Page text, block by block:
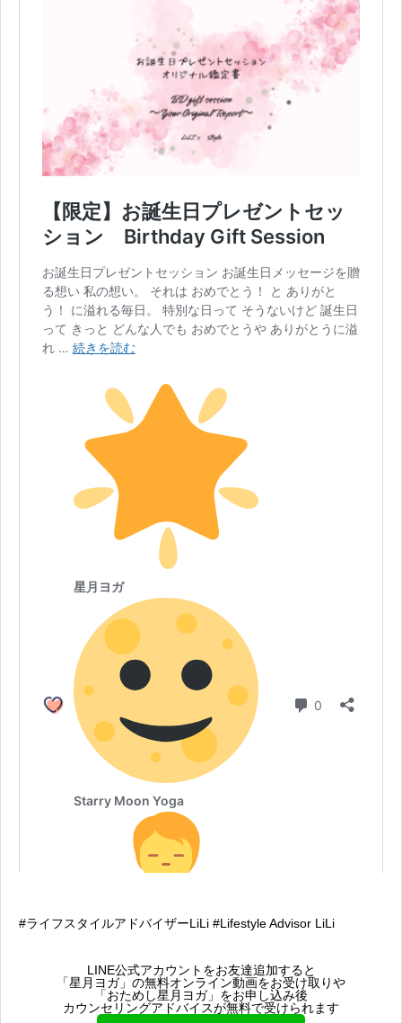
#ライフスタイルアドバイザーLiLi #Lifestyle Advisor LiLi
LINE公式アカウントをお友達追加すると
「星月ヨガ」の無料オンライン動画をお受け取りや
「おためし星月ヨガ」をお申し込み後
カウンセリングアドバイスが無料で受けられます